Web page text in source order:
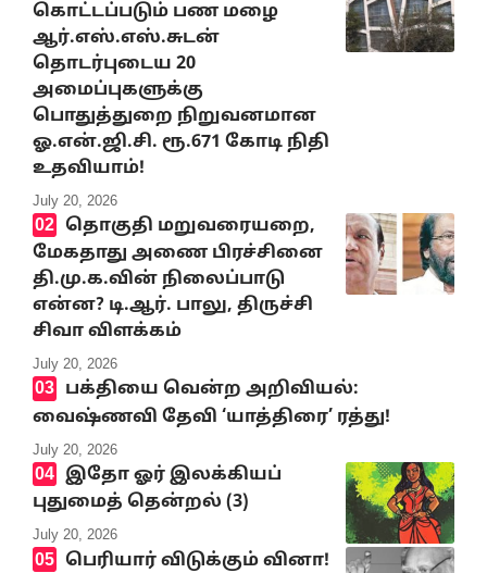
கொட்டப்படும் பண மழை
ஆர்.எஸ்.எஸ்.சுடன்
தொடர்புடைய 20
அமைப்புகளுக்கு
பொதுத்துறை நிறுவனமான
ஓ.என்.ஜி.சி. ரூ.671 கோடி நிதி
உதவியாம்!
July 20, 2026
தொகுதி மறுவரையறை,
மேகதாது அணை பிரச்சினை
தி.மு.க.வின் நிலைப்பாடு
என்ன? டி.ஆர். பாலு, திருச்சி
சிவா விளக்கம்
July 20, 2026
பக்தியை வென்ற அறிவியல்:
வைஷ்ணவி தேவி ‘யாத்திரை’ ரத்து!
July 20, 2026
இதோ ஓர் இலக்கியப்
புதுமைத் தென்றல் (3)
July 20, 2026
பெரியார் விடுக்கும் வினா!